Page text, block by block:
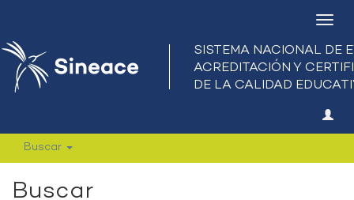
Buscar
Buscar